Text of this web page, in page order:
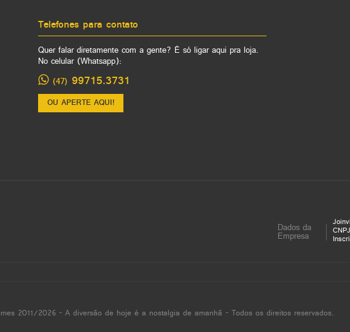
Telefones para contato
Quer falar diretamente com a gente? É só ligar aqui pra loja.
No celular (Whatsapp):
(47) 99715.3731
OU APERTE AQUI!
Dados da
Empresa
2011/2026 - A diversão de hoje é a nostalgia de amanhã - Todos os direitos reservados.